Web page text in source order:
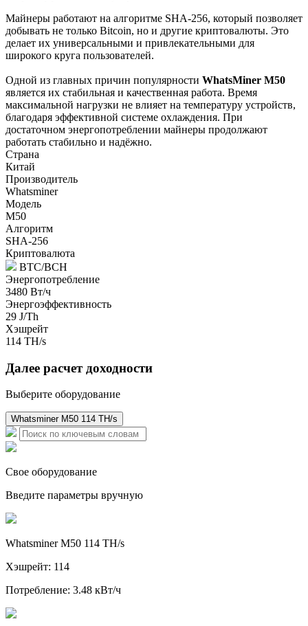
Майнеры работают на алгоритме SHA-256, который позволяет
добывать не только Bitcoin, но и другие криптовалюты. Это
делает их универсальными и привлекательными для
широкого круга пользователей.
Одной из главных причин популярности WhatsMiner M50
является их стабильная и качественная работа. Время
максимальной нагрузки не влияет на температуру устройств,
благодаря эффективной системе охлаждения. При
достаточном энергопотреблении майнеры продолжают
работать стабильно и надёжно.
Страна
Китай
Производитель
Whatsminer
Модель
M50
Алгоритм
SHA-256
Криптовалюта
BTC/BCH
Энергопотребление
3480 Вт/ч
Энергоэффективность
29 J/Th
Хэшрейт
114 TH/s
Далее расчет доходности
Выберите оборудование
Whatsminer M50 114 TH/s
Свое оборудование
Введите параметры вручную
Whatsminer M50 114 TH/s
Хэшрейт: 114
Потребление: 3.48 кВт/ч